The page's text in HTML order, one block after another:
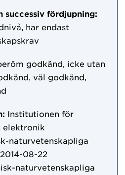
successiv fördjupning:
har endast
godkänd, icke utan
väl godkänd,
Institutionen för
elektronik
naturvetenskapliga
08-22
naturvetenskapliga